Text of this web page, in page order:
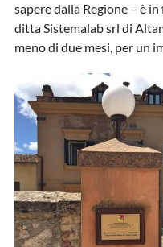
sapere dalla Regione – è
ditta Sistemalab srl di
meno di due mesi, per un